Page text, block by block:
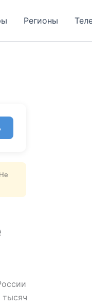
Регионы
тысяч